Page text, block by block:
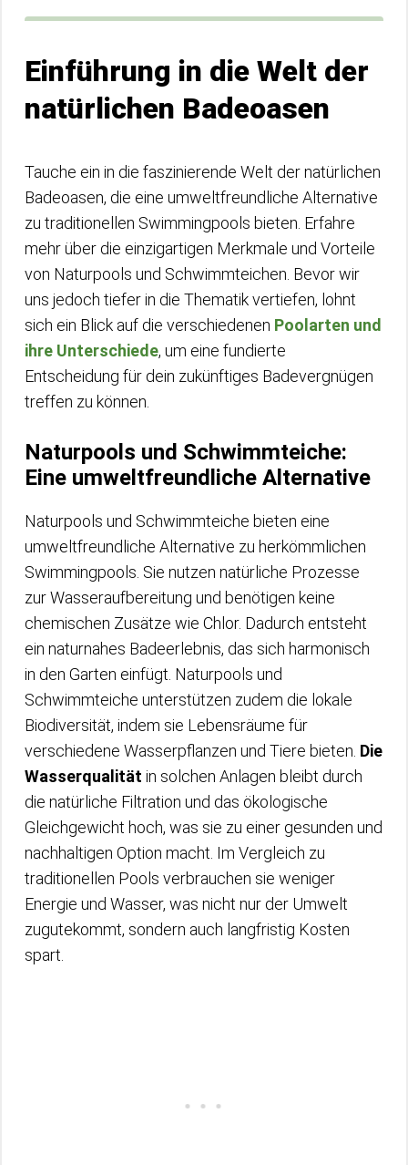
Einführung in die Welt der
natürlichen Badeoasen
Tauche ein in die faszinierende Welt der natürlichen
Badeoasen, die eine umweltfreundliche Alternative
zu traditionellen Swimmingpools bieten. Erfahre
mehr über die einzigartigen Merkmale und Vorteile
von Naturpools und Schwimmteichen. Bevor wir
uns jedoch tiefer in die Thematik vertiefen, lohnt
sich ein Blick auf die verschiedenen Poolarten und
ihre Unterschiede, um eine fundierte
Entscheidung für dein zukünftiges Badevergnügen
treffen zu können.
Naturpools und Schwimmteiche:
Eine umweltfreundliche Alternative
Naturpools und Schwimmteiche bieten eine
umweltfreundliche Alternative zu herkömmlichen
Swimmingpools. Sie nutzen natürliche Prozesse
zur Wasseraufbereitung und benötigen keine
chemischen Zusätze wie Chlor. Dadurch entsteht
ein naturnahes Badeerlebnis, das sich harmonisch
in den Garten einfügt. Naturpools und
Schwimmteiche unterstützen zudem die lokale
Biodiversität, indem sie Lebensräume für
verschiedene Wasserpflanzen und Tiere bieten. Die
Wasserqualität in solchen Anlagen bleibt durch
die natürliche Filtration und das ökologische
Gleichgewicht hoch, was sie zu einer gesunden und
nachhaltigen Option macht. Im Vergleich zu
traditionellen Pools verbrauchen sie weniger
Energie und Wasser, was nicht nur der Umwelt
zugutekommt, sondern auch langfristig Kosten
spart.